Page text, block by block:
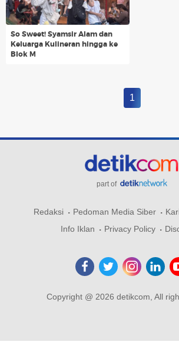
So Sweet! Syamsir Alam dan
Keluarga Kulineran hingga ke
Blok M
1
part of
Redaksi Pedoman Media Siber
Info Iklan
Privacy Policy
Copyright @ 2026 detikcom, All